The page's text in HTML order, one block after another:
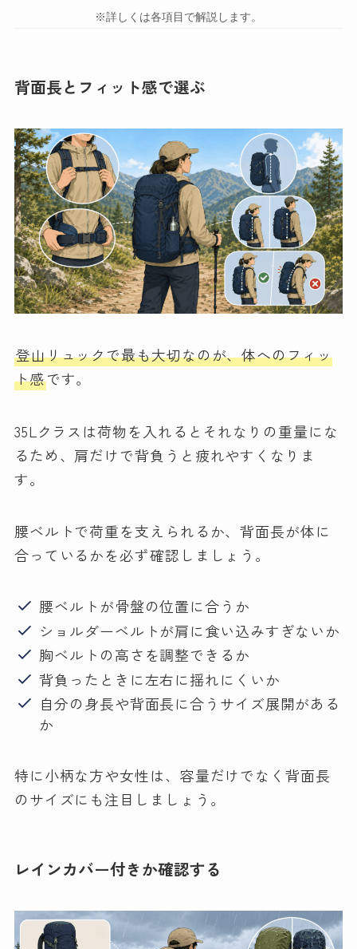
※詳しくは各項目で解説します。
背面長とフィット感で選ぶ
登山リュックで最も大切なのが、体へのフィッ
ト感です。
35Lクラスは荷物を入れるとそれなりの重量にな
るため、肩だけで背負うと疲れやすくなりま
す。
腰ベルトで荷重を支えられるか、背面長が体に
合っているかを必ず確認しましょう。
腰ベルトが骨盤の位置に合うか
ショルダーベルトが肩に食い込みすぎないか
胸ベルトの高さを調整できるか
背負ったときに左右に揺れにくいか
自分の身長や背面長に合うサイズ展開がある
か
特に小柄な方や女性は、容量だけでなく背面長
のサイズにも注目しましょう。
レインカバー付きか確認する